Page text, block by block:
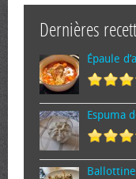
Dernières
Épaule
Espuma